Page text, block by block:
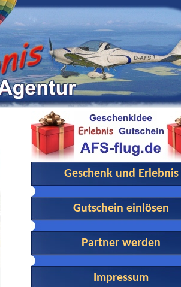
Geschenk und Erlebnis
Gutschein einlösen
Partner werden
Impressum